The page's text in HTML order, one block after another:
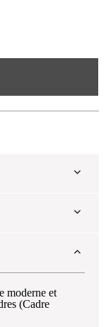
moderne et
(Cadre